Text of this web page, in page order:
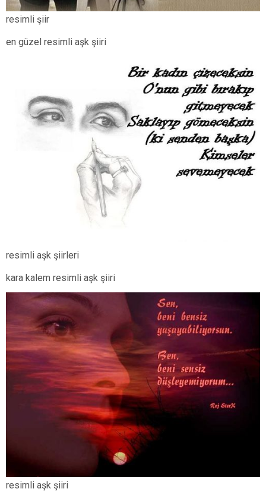
resimli şiir
en güzel resimli aşk şiiri
resimli aşk şiirleri
kara kalem resimli aşk şiiri
resimli aşk şiiri